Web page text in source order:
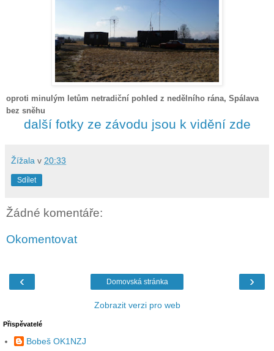
oproti minulým letům netradiční pohled z nedělního rána, Spálava
bez sněhu
další fotky ze závodu jsou k vidění zde
Žížala v 20:33
Sdílet
Žádné komentáře:
Okomentovat
‹ ›
Domovská stránka
Zobrazit verzi pro web
Přispěvatelé
Bobeš OK1NZJ